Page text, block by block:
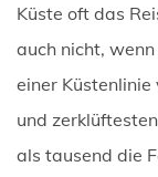
Küste oft das
auch nicht,
einer
und
als tausend die